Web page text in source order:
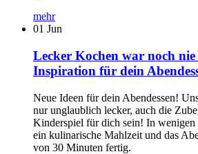
mehr
01 Jun
Lecker Kochen war noch nie
Inspiration für dein
Neue Ideen für dein Abendessen!
nur unglaublich lecker, auch die
Kinderspiel für dich sein! In wenigen
ein kulinarische Mahlzeit und das
von 30 Minuten fertig.